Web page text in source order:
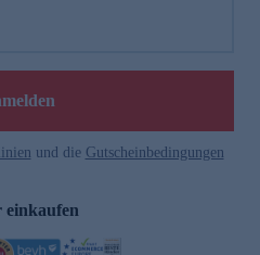
und die Gutscheinbedingungen
einkaufen